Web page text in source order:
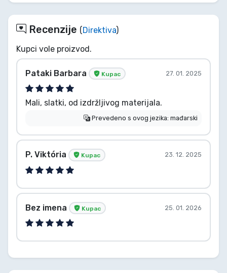
Recenzije (Direktiva)
Kupci vole proizvod.
Pataki Barbara Kupac 27. 01. 2025
Mali, slatki, od izdržljivog materijala.
Prevedeno s ovog jezika: mađarski
P. Viktória Kupac 23. 12. 2025
Bez imena Kupac 25. 01. 2026